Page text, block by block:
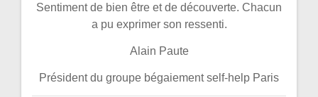
Sentiment de bien être et de découverte. Chacun
a pu exprimer son ressenti.
Alain Paute
Président du groupe bégaiement self-help Paris